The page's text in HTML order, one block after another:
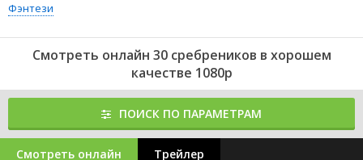
Фэнтези
Смотреть онлайн 30 сребреников в хорошем
качестве 1080p
ПОИСК ПО ПАРАМЕТРАМ
Смотреть онлайн Трейлер